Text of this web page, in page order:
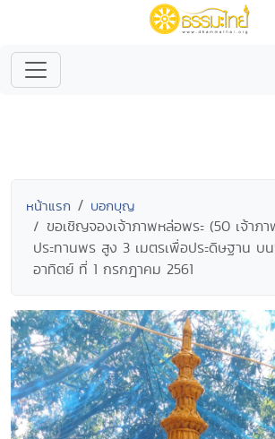
หน้าแรก บอกบุญ
ขอเชิญจองเจ้าภาพหล่อพระ (50 เจ้าภ
ประทานพร สูง 3 เมตรเพื่อประดิษฐาน บ
อาทิตย์ ที่ 1 กรกฎาคม 2561